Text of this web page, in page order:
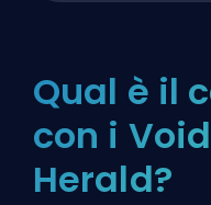
Qual è il
con i
Herald?